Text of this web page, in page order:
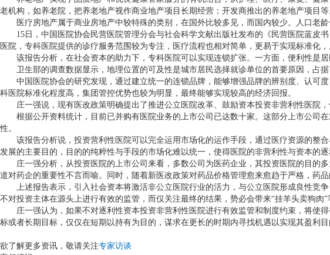
老机构，如养老院，把养老地产视作商业地产项目长期经营；开发商推出的养老地产项目等
医疗房地产属于商业房地产中较特殊的类别，在国外比较多见，而国内较少。人口老龄
15 日，中国医院协会民营医院管理分会与社会科学文献出版社发布的《民营医院蓝皮
医院，专科医院提供的诊疗服务范围较为专注，医疗流程也相对简单，更易于实现标准化
该报告分析，在社会资本的助力下，专科医院可以实现连锁扩张。一方面，便利性是居
卫生部的调查数据显示，地理位置的可及性是城市居民选择就诊单位的首要原因，占据
中国医院协会的研究发现，通过建立统一的连锁品牌，能够增强品牌的辨别度、认可
科医院标准化程度高，集团管控优势也较为明显，最终能够实现较高的经济回报。
庄一强说，现有医改政策明确提出了推进公立医院改革、鼓励资本投资非营利性医院，
根据公开资料统计，目前已并购有医院业务的上市公司已达数十家。这部分上市公司在
性。
该报告分析说，投资营利性医院可以完全运用市场化的运作手段，通过医疗资源的整
发展的主要目的，目的的纯粹性与手段的市场化难以统一，使得医院的非营利性与资本的
庄一强分析，从投资医院的上市公司来看，多数公司为医药企业，其投资医院的目的
道对药企的重要性不言而喻。同时，随着新医改政策对药品价格管理愈来愈趋于严格，药
上述报告表示，引入社会资本将激活非公立医院行业的活力，与公立医院形成良性竞
不对投资主体在源头上进行有效的监管，而仅关注最终的结果，势必会带来“挂羊头卖狗肉”
庄一强认为，如果不对逐利性资本投资非营利性医院进行有效监管和制度约束，将使
标或者长期目标，仅仅在短期以持有为目的，谋求在更长的时期内寻找机遇以实现其盈利
欲了解更多资讯，敬请关注专家访谈